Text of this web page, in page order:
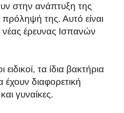
στην ανάπτυξη της
της. Αυτό είναι
έρευνας Ισπανών
τα ίδια βακτήρια
έχουν διαφορετική
γυναίκες.